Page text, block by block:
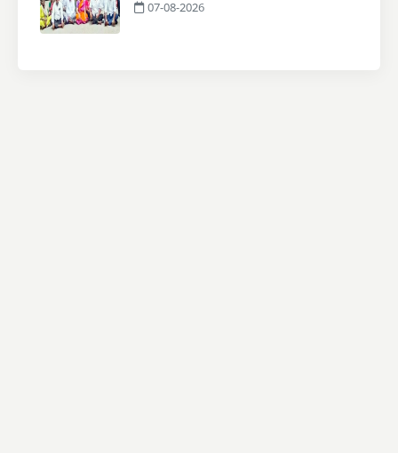
07-08-2026